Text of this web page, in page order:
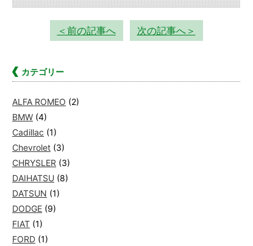
＜前の記事へ 次の記事へ＞
カテゴリー
ALFA ROMEO (2)
BMW (4)
Cadillac (1)
Chevrolet (3)
CHRYSLER (3)
DAIHATSU (8)
DATSUN (1)
DODGE (9)
FIAT (1)
FORD (1)